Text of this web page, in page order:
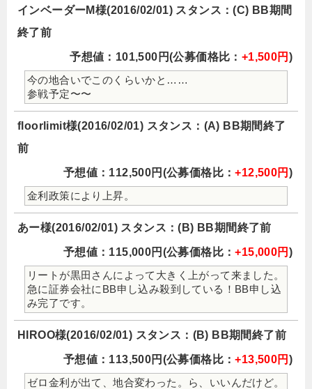
インベーダーM様(2016/02/01) スタンス：(C) BB期間
終了前
予想値：101,500円(公募価格比： +1,500円 )
今の地合いでこのくらいかと……
参戦予定〜〜
floorlimit様(2016/02/01) スタンス：(A) BB期間終了
前
予想値：112,500円(公募価格比：+12,500円 )
金利政策により上昇。
あー様(2016/02/01) スタンス：(B) BB期間終了前
予想値：115,000円(公募価格比：+15,000円 )
リートが黒田さんによって大きく上がって来ました。
急に証券会社にBB申し込み殺到している！BB申し込
み完了です。
HIROO様(2016/02/01) スタンス：(B) BB期間終了前
予想値：113,500円(公募価格比：+13,500円 )
ゼロ金利が出て、地合変わった。ら、いいんだけど。